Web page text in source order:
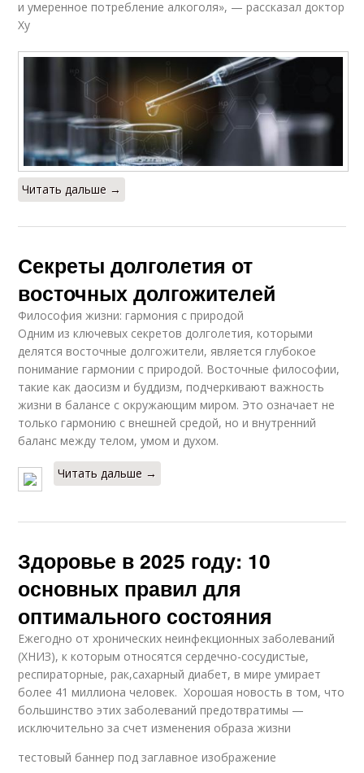
и умеренное потребление алкоголя», — рассказал доктор
Ху
Читать дальше →
Секреты долголетия от
восточных долгожителей
Философия жизни: гармония с природой
Одним из ключевых секретов долголетия, которыми
делятся восточные долгожители, является глубокое
понимание гармонии с природой. Восточные философии,
такие как даосизм и буддизм, подчеркивают важность
жизни в балансе с окружающим миром. Это означает не
только гармонию с внешней средой, но и внутренний
баланс между телом, умом и духом.
Читать дальше →
Здоровье в 2025 году: 10
основных правил для
оптимального состояния
Ежегодно от хронических неинфекционных заболеваний
(ХНИЗ), к которым относятся сердечно-сосудистые,
респираторные, рак,сахарный диабет, в мире умирает
более 41 миллиона человек. Хорошая новость в том, что
большинство этих заболеваний предотвратимы —
исключительно за счет изменения образа жизни
тестовый баннер под заглавное изображение